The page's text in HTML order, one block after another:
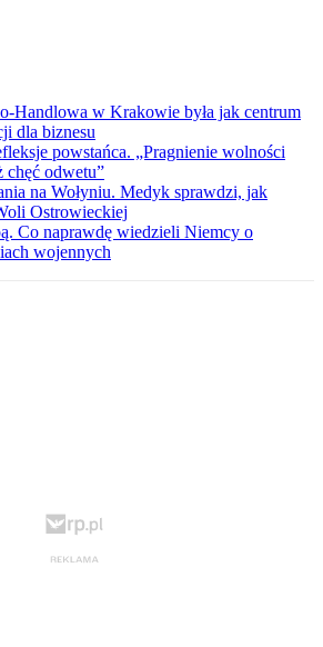
Handlowa w Krakowie była jak centrum
dla biznesu
powstańca. „Pragnienie wolności
chęć odwetu”
na Wołyniu. Medyk sprawdzi, jak
Ostrowieckiej
Co naprawdę wiedzieli Niemcy o
wojennych